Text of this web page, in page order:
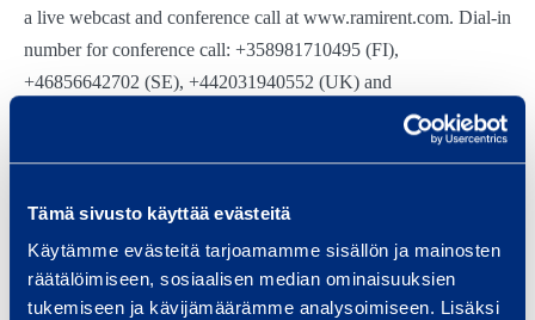
Tämä sivusto käyttää evästeitä
Käytämme evästeitä tarjoamamme sisällön ja mainosten
räätälöimiseen, sosiaalisen median ominaisuuksien
tukemiseen ja kävijämäärämme analysoimiseen. Lisäksi
a live webcast and conference call at www.ramirent.com. Dial-in
number for conference call: +358981710495 (FI),
+46856642702 (SE), +442031940552 (UK) and
+18557161597 (US). A recording of the webcast will be
The presentation material will be available before the start of the